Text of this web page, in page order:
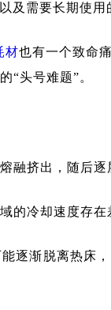
及需要长期使用
材也有一个致命
“头号难题”。
融挤出，随后逐
的冷却速度存
逐渐脱离热床